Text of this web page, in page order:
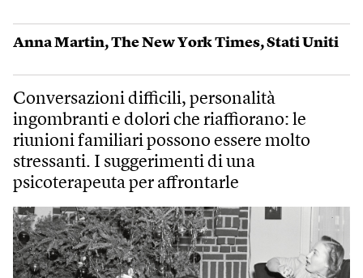
Anna Martin,The New York Times,Stati Uniti
Conversazioni difficili, personalità
ingombranti e dolori che riaffiorano: le
riunioni familiari possono essere molto
stressanti. I suggerimenti di una
psicoterapeuta per affrontarle